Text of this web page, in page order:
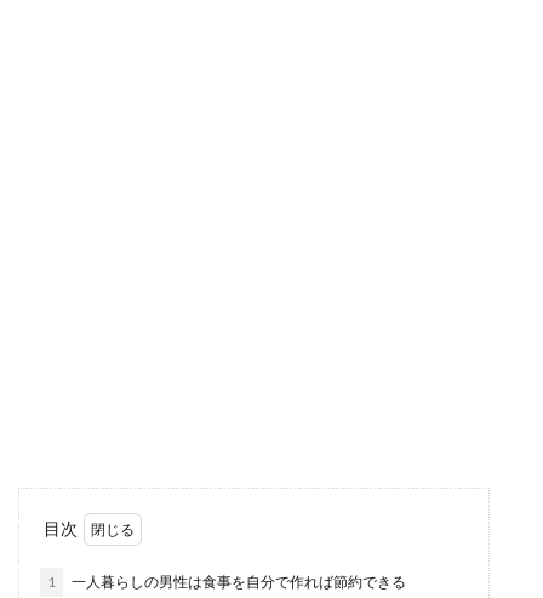
バッテリー充電はアイドリングでも可
目次
1 一人暮らしの男性は食事を自分で作れば節約できる